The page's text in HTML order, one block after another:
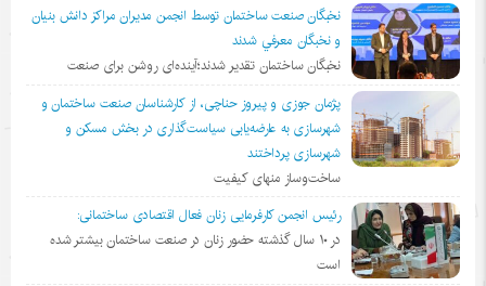
نخبگان صنعت ساختمان توسط انجمن مديران مراكز دانش بنيان
و نخبگان معرفي شدند
نخبگان ساختمان تقدیر شدند؛آینده‌ای روشن برای صنعت
پژمان جوزی و پیروز حناچی، از کارشناسان صنعت ساختمان و
شهرسازی به عارضه‌یابی سیاست‌گذاری در بخش مسکن و
شهرسازی پرداختند
ساخت‌وساز منهای کیفیت
رئیس انجمن کارفرمایی زنان فعال اقتصادی ساختمانی:
در ١٠ سال گذشته حضور زنان در صنعت ساختمان بیشتر شده
است